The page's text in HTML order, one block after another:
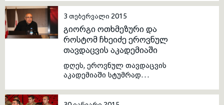
აკადემიის სასწავლო
ბატალიონის მესამე კურსის
იუნკერების საველე
პრაქტიკული სწავლება
„მექანიზებული ოცეულის
მოქმედება შეტევაში“.
3 თებერვალი 2015
გიორგი ოთხმეზური და
როსტომ ჩხეიძე ეროვნულ
თავდაცვის აკადემიაში
დღეს, ეროვნულ თავდაცვის
აკადემიაში სტუმრად
მეცნიერებათა დოქტორი,